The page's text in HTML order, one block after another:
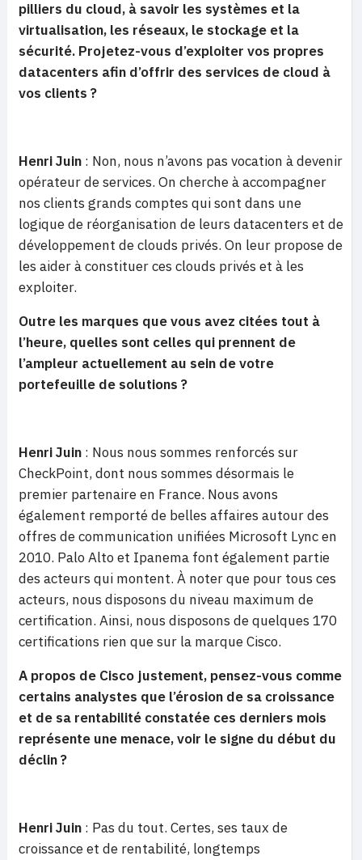
pilliers du cloud, à savoir les systèmes et la
virtualisation, les réseaux, le stockage et la
sécurité. Projetez-vous d’exploiter vos propres
datacenters afin d’offrir des services de cloud à
vos clients ?
Henri Juin : Non, nous n’avons pas vocation à devenir
opérateur de services. On cherche à accompagner
nos clients grands comptes qui sont dans une
logique de réorganisation de leurs datacenters et de
développement de clouds privés. On leur propose de
les aider à constituer ces clouds privés et à les
exploiter.
Outre les marques que vous avez citées tout à
l’heure, quelles sont celles qui prennent de
l’ampleur actuellement au sein de votre
portefeuille de solutions ?
Henri Juin : Nous nous sommes renforcés sur
CheckPoint, dont nous sommes désormais le
premier partenaire en France. Nous avons
également remporté de belles affaires autour des
offres de communication unifiées Microsoft Lync en
2010. Palo Alto et Ipanema font également partie
des acteurs qui montent. À noter que pour tous ces
acteurs, nous disposons du niveau maximum de
certification. Ainsi, nous disposons de quelques 170
certifications rien que sur la marque Cisco.
A propos de Cisco justement, pensez-vous comme
certains analystes que l’érosion de sa croissance
et de sa rentabilité constatée ces derniers mois
représente une menace, voir le signe du début du
déclin ?
Henri Juin : Pas du tout. Certes, ses taux de
croissance et de rentabilité, longtemps